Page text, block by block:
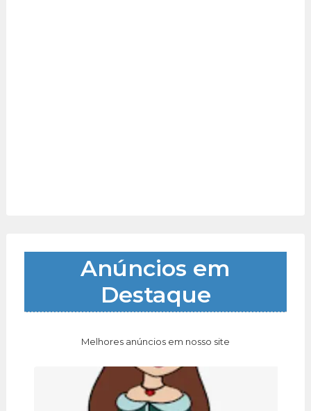
Anúncios em
Destaque
Melhores anúncios em nosso site